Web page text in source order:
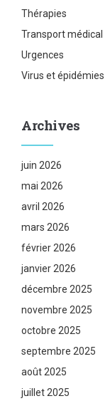
Thérapies
Transport médical
Urgences
Virus et épidémies
Archives
juin 2026
mai 2026
avril 2026
mars 2026
février 2026
janvier 2026
décembre 2025
novembre 2025
octobre 2025
septembre 2025
août 2025
juillet 2025